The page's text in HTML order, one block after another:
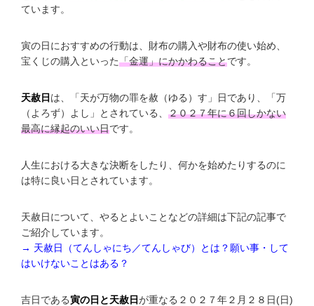
ています。
寅の日におすすめの行動は、財布の購入や財布の使い始め、
宝くじの購入といった「金運」にかかわることです。
天赦日 は、「天が万物の罪を赦（ゆる）す」日であり、「万
（よろず）よし」とされている、 ２０２７年に６回しかない
最高に縁起のいい日です。
人生における大きな決断をしたり、何かを始めたりするのに
は特に良い日とされています。
天赦日について、やるとよいことなどの詳細は下記の記事で
ご紹介しています。
→ 天赦日（てんしゃにち／てんしゃび）とは？願い事・して
はいけないことはある？
吉日である寅の日と天赦日が重なる２０２７年２月２８日(日)